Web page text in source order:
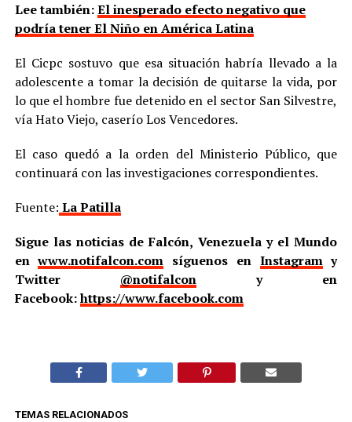
Lee también:El inesperado efecto negativo que
podría tener El Niño en América Latina
El Cicpc sostuvo que esa situación habría llevado a la
adolescente a tomar la decisión de quitarse la vida, por
lo que el hombre fue detenido en el sector San Silvestre,
vía Hato Viejo, caserío Los Vencedores.
El caso quedó a la orden del Ministerio Público, que
continuará con las investigaciones correspondientes.
Fuente: La Patilla
Sigue las noticias de Falcón, Venezuela y el Mundo
enwww.notifalcon.com síguenos en Instagramy
Twitter @notifalcony en
Facebook:https://www.facebook.com
TEMAS RELACIONADOS